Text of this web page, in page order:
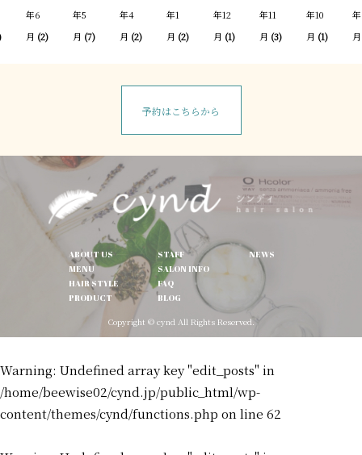
年6
月 (2)
年5
月 (7)
年4
月 (2)
年1
月 (2)
年12
月 (1)
年11
月 (3)
年10
月 (1)
月
予約はこちらから
ABOUT US
MENU
HAIR STYLE
PRODUCT
STAFF
SALON INFO
FAQ
BLOG
NEWS
Copyright © cynd All Rights Reserved.
Warning: Undefined array key "edit_posts" in
/home/beewise02/cynd.jp/public_html/wp-
content/themes/cynd/functions.php on line 62